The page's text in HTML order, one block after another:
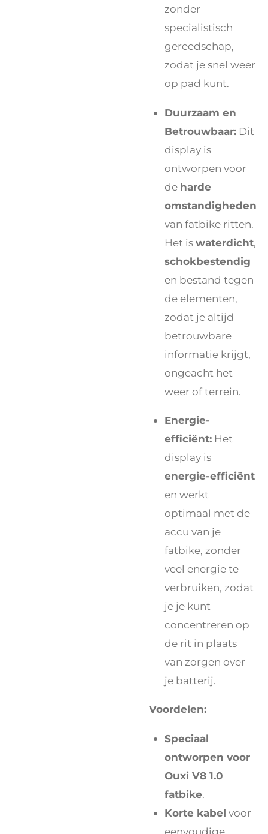
zonder
specialistisch
gereedschap,
zodat je snel weer
op pad kunt.
Duurzaam en
Betrouwbaar: Dit
display is
ontworpen voor
de harde
omstandigheden
van fatbike ritten.
Het iswaterdicht,
schokbestendig
en bestand tegen
de elementen,
zodat je altijd
betrouwbare
informatie krijgt,
ongeacht het
weer of terrein.
Energie-
efficiënt: Het
display is
energie-efficiënt
en werkt
optimaal met de
accu van je
fatbike, zonder
veel energie te
verbruiken, zodat
je je kunt
concentreren op
de rit in plaats
van zorgen over
je batterij.
Voordelen:
Speciaal
ontworpen voor
Ouxi V8 1.0
fatbike.
Korte kabel voor
eenvoudige